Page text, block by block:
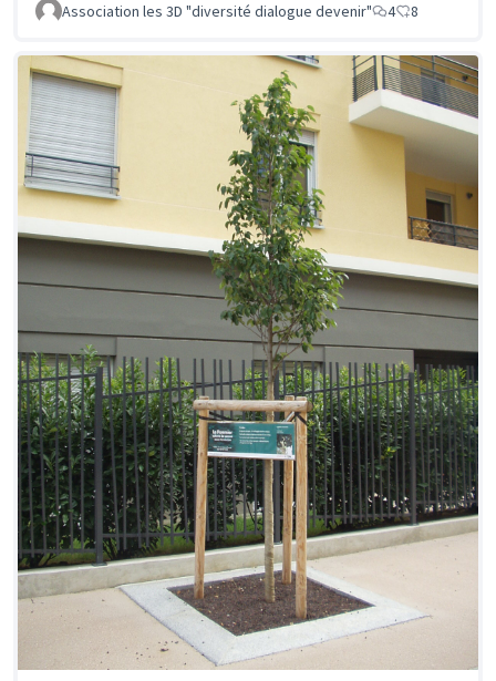
Association les 3D "diversité dialogue devenir" 4 8